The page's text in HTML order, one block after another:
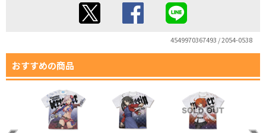
4549970367493 / 2054-0538
おすすめの商品